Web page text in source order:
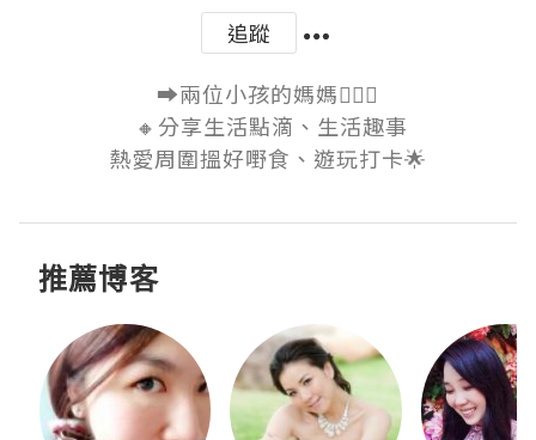
追蹤
➡️兩位小孩的媽媽🙎🏻‍♀️
熱愛周圍搵好嘢食、遊玩打卡🌟
推薦博客